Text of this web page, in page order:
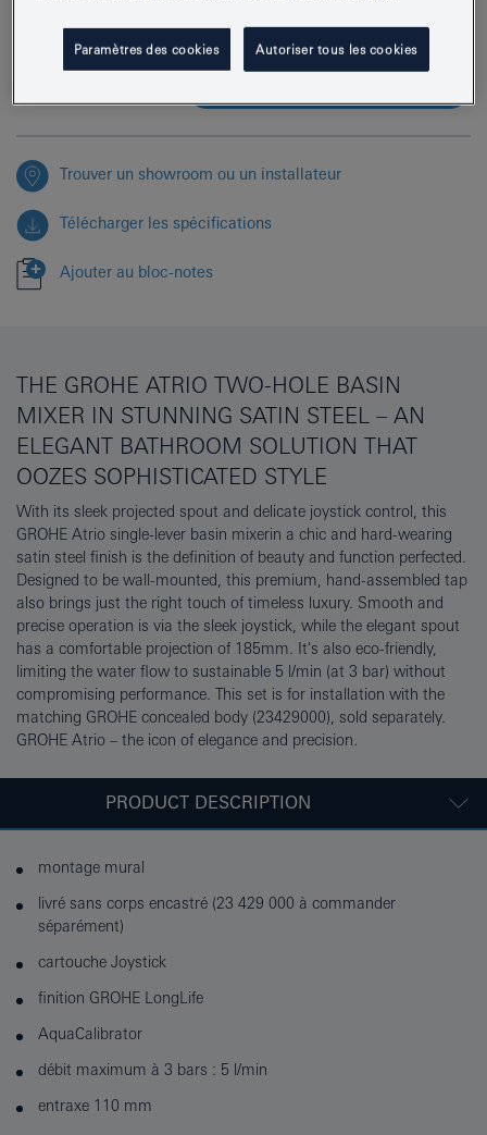
Couleur satin steel
Trouver un showroom ou un installateur
Télécharger les spécifications
Ajouter au bloc-notes
THE GROHE ATRIO TWO-HOLE BASIN
MIXER IN STUNNING SATIN STEEL – AN
ELEGANT BATHROOM SOLUTION THAT
OOZES SOPHISTICATED STYLE
With its sleek projected spout and delicate joystick control, this
GROHE Atrio single-lever basin mixerin a chic and hard-wearing
satin steel finish is the definition of beauty and function perfected.
Designed to be wall-mounted, this premium, hand-assembled tap
also brings just the right touch of timeless luxury. Smooth and
precise operation is via the sleek joystick, while the elegant spout
has a comfortable projection of 185mm. It's also eco-friendly,
limiting the water flow to sustainable 5 l/min (at 3 bar) without
compromising performance. This set is for installation with the
matching GROHE concealed body (23429000), sold separately.
GROHE Atrio – the icon of elegance and precision.
PRODUCT DESCRIPTION
montage mural
livré sans corps encastré (23 429 000 à commander
séparément)
cartouche Joystick
finition GROHE LongLife
AquaCalibrator
débit maximum à 3 bars : 5 l/min
entraxe 110 mm
Paramètres des cookies Autoriser tous les cookies